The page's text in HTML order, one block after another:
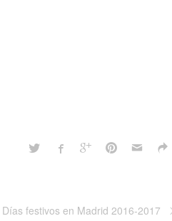
Días festivos en Madrid 2016-2017